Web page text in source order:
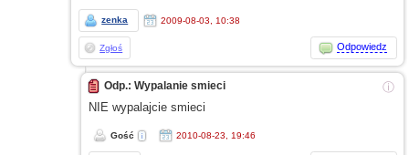
zenka 2009-08-03, 10:38
Zgłoś Odpowiedz
ⓘ
Odp.: Wypalanie smieci
NIE wypalajcie smieci
Gość 2010-08-23, 19:46